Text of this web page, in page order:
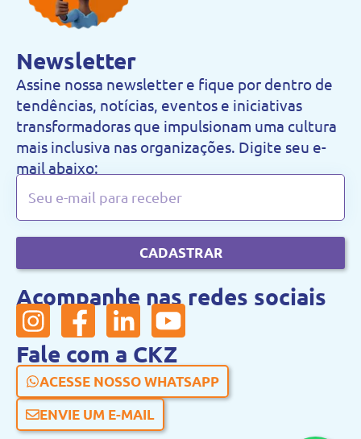
Newsletter
Assine nossa newsletter e fique por dentro de
tendências, notícias, eventos e iniciativas
transformadoras que impulsionam uma cultura
mais inclusiva nas organizações. Digite seu e-
mail abaixo:
CADASTRAR
Acompanhe nas redes sociais
Fale com a CKZ
ACESSE NOSSO WHATSAPP
ENVIE UM E-MAIL